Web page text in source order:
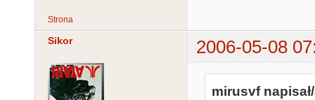
Strona
Sikor 2006-05-08
mirusvf